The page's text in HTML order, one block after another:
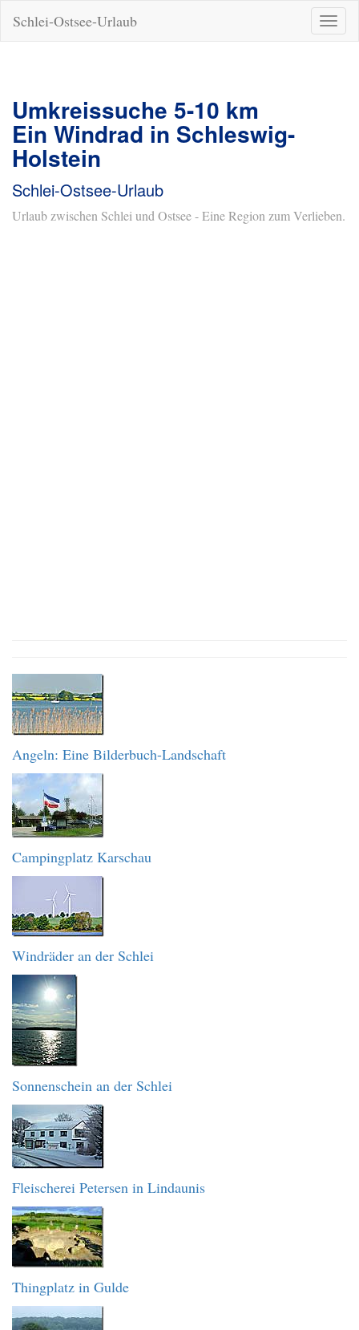
ein-/
Schlei-Ostsee-Urlaub
Umkreissuche 5-10 km
Ein Windrad in Schleswig-
Holstein
Schlei-Ostsee-Urlaub
Urlaub zwischen Schlei und Ostsee - Eine Region zum Verlieben.
Angeln: Eine Bilderbuch-Landschaft
Campingplatz Karschau
Windräder an der Schlei
Sonnenschein an der Schlei
Fleischerei Petersen in Lindaunis
Thingplatz in Gulde